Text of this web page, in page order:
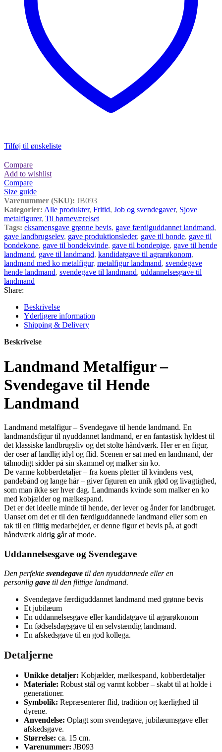
Tilføj til ønskeliste
Compare
Add to wishlist
Compare
Size guide
Varenummer (SKU): JB093
Kategorier: Alle produkter, Fritid, Job og svendegaver, Sjove
metalfigurer, Til børneværelset
Tags: eksamensgave grønne bevis, gave færdiguddannet landmand,
gave landbrugselev, gave produktionsleder, gave til bonde, gave til
bondekone, gave til bondekvinde, gave til bondepige, gave til hende
landmand, gave til landmand, kandidatgave til agrarøkonom,
landmand med ko metalfigur, metalfigur landmand, svendegave
hende landmand, svendegave til landmand, uddannelsesgave til
landmand
Share:
Beskrivelse
Yderligere information
Shipping & Delivery
Beskrivelse
Landmand Metalfigur –
Svendegave til Hende
Landmand
Landmand metalfigur – Svendegave til hende landmand. En
landmandsfigur til nyuddannet landmand, er en fantastisk hyldest til
det klassiske landbrugsliv og det stolte håndværk. Her er en figur,
der oser af landlig idyl og flid. Scenen er sat med en landmand, der
tålmodigt sidder på sin skammel og malker sin ko.
De varme kobberdetaljer – fra koens pletter til kvindens vest,
pandebånd og lange hår – giver figuren en unik glød og livagtighed,
som man ikke ser hver dag. Landmands kvinde som malker en ko
med kobjælder og mælkespand.
Det er det ideelle minde til hende, der lever og ånder for landbruget.
Uanset om det er til den færdiguddannede landmand eller som en
tak til en flittig medarbejder, er denne figur et bevis på, at godt
håndværk aldrig går af mode.
Uddannelsesgave og Svendegave
Den perfekte svendegave til den nyuddannede eller en
personlig gave til den flittige landmand.
Svendegave færdiguddannet landmand med grønne bevis
Et jubilæum
En uddannelsesgave eller kandidatgave til agrarøkonom
En fødselsdagsgave til en selvstændig landmand.
En afskedsgave til en god kollega.
Detaljerne
Unikke detaljer: Kobjælder, mælkespand, kobberdetaljer
Materiale: Robust stål og varmt kobber – skabt til at holde i
generationer.
Symbolik: Repræsenterer flid, tradition og kærlighed til
dyrene.
Anvendelse: Oplagt som svendegave, jubilæumsgave eller
afskedsgave.
Størrelse: ca. 15 cm.
Varenummer: JB093